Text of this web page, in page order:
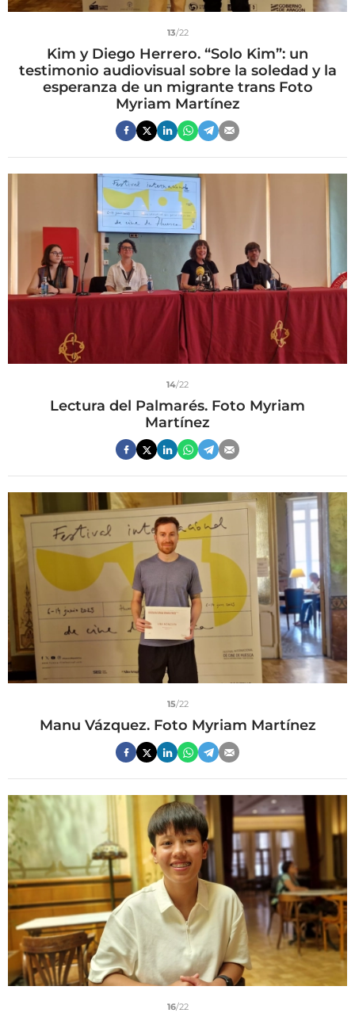
13/22
Kim y Diego Herrero. “Solo Kim”: un
testimonio audiovisual sobre la soledad y la
esperanza de un migrante trans Foto
Myriam Martínez
14/22
Lectura del Palmarés. Foto Myriam
Martínez
15/22
Manu Vázquez. Foto Myriam Martínez
16/22